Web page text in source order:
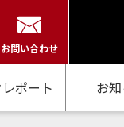
お問い合わせ
ポート お